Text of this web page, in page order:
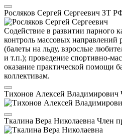
Росляков Сергей Сергеевич ЗТ
Содействие в развитии парного
контроль массовых направлений
(балеты на льду, взрослые
и т.п.); проведение спортивно-
оказание практической помощи
коллективам.
Тихонов Алексей Владимирович
Ткалина Вера Николаевна Член